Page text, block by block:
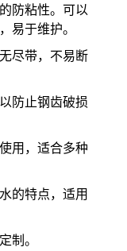
防粘性。可以
易于维护。
尽带，不易断
防止钢齿破损
用，适合多种
的特点，适用
制。